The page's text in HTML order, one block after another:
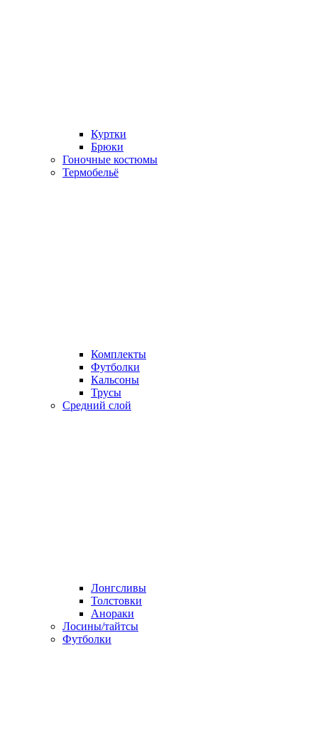
Куртки
Брюки
Гоночные костюмы
Термобельё
Комплекты
Футболки
Кальсоны
Трусы
Средний слой
Лонгсливы
Толстовки
Анораки
Лосины/тайтсы
Футболки